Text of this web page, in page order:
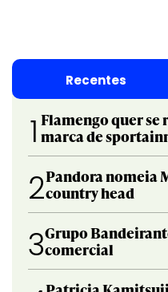
Recentes
1 Flamengo quer
marca de
2Pandora nomeia
country head
3Grupo
comercial